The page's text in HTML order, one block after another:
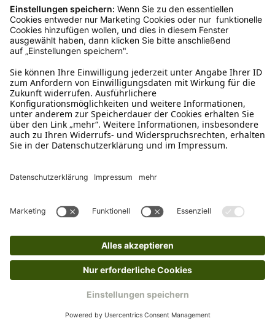
Sofort verfügbar, Lieferzeit: 1-3 Tage
Ins Körbchen
TRIXIE
Stubenrein-Unterlage 40 x 60 cm 7 Stück